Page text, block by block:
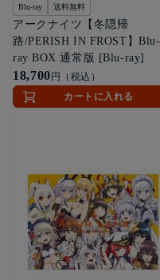
Blu-ray 送料無料
アークナイツ【冬隠帰
路/PERISH IN FROST】Blu-
ray BOX 通常版 [Blu-ray]
18,700 円（税込）
カートに入れる